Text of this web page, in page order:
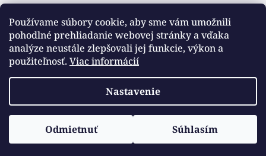
Používame súbory cookie, aby sme vám umožnili
pohodlné prehliadanie webovej stránky a vďaka
analýze neustále zlepšovali jej funkcie, výkon a
použiteľnosť. Viac informácií
Nastavenie
Odmietnuť Súhlasím
Sledovať na Instagrame
Facebook
Vytvoril ShoptetCopyright 2026
. Všetky práva vyhradené.
Upraviť nastavenie cookies